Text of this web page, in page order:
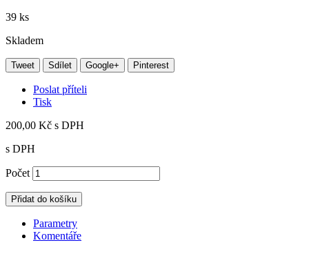
39 ks
Skladem
Tweet Sdílet Google+ Pinterest
Poslat příteli
Tisk
200,00 Kč s DPH
s DPH
Počet
Přidat do košíku
Parametry
Komentáře